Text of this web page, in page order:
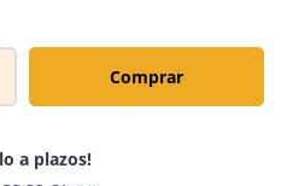
Comprar